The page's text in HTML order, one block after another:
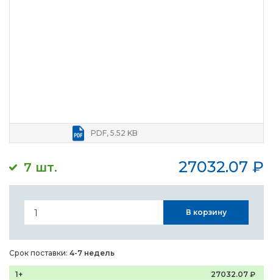
7 шт. 27032.07 ₽
PDF, 5.52 KB
В корзину
Срок поставки: 4-7 недель
1+ 27032.07 ₽